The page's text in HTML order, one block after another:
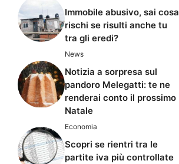
Immobile abusivo, sai cosa
rischi se risulti anche tu
tra gli eredi?
News
Notizia a sorpresa sul
pandoro Melegatti: te ne
renderai conto il prossimo
Natale
Economia
Scopri se rientri tra le
partite iva più controllate